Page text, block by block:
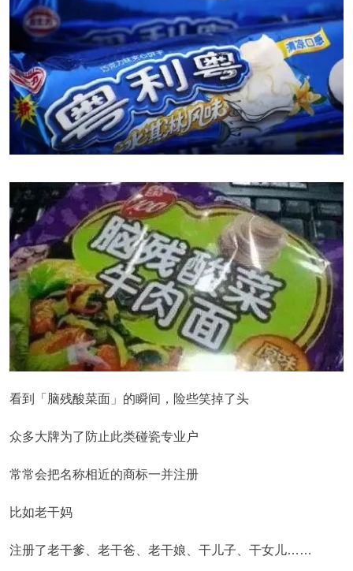
看到「脑残酸菜面」的瞬间，险些笑掉了头
众多大牌为了防止此类碰瓷专业户
常常会把名称相近的商标一并注册
比如老干妈
注册了老干爹、老干爸、老干娘、干儿子、干女儿……